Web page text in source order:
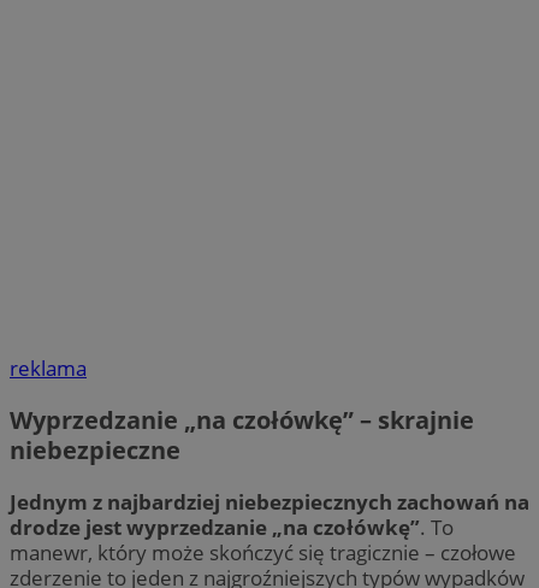
reklama
Wyprzedzanie „na czołówkę” – skrajnie
niebezpieczne
Jednym z najbardziej niebezpiecznych zachowań na
drodze jest wyprzedzanie „na czołówkę”. To
manewr, który może skończyć się tragicznie – czołowe
zderzenie to jeden z najgroźniejszych typów wypadków